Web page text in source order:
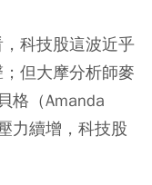
科技股這波近乎
但大摩分析師麥
格（Amanda
力續增，科技股